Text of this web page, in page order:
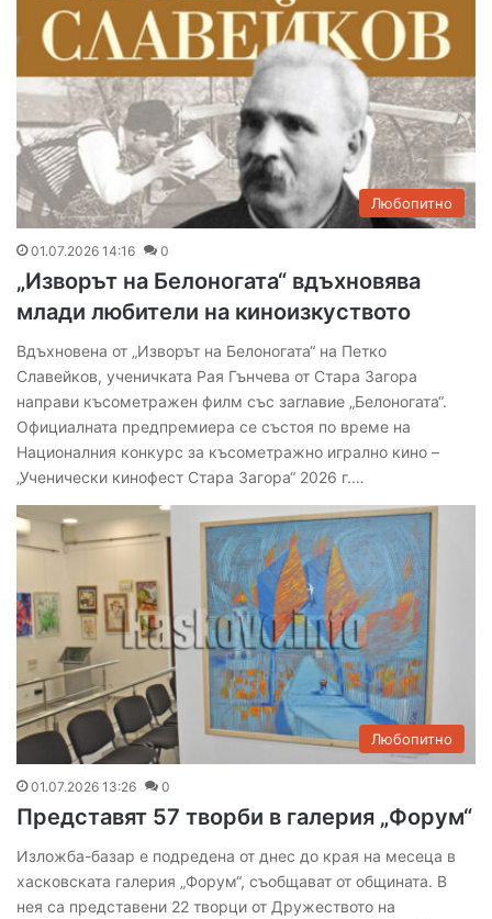
Любопитно
01.07.2026 14:16 0
„Изворът на Белоногата“ вдъхновява
млади любители на киноизкуството
Вдъхновена от „Изворът на Белоногата“ на Петко
Славейков, ученичката Рая Гънчева от Стара Загора
направи късометражен филм със заглавие „Белоногата“.
Официалната предпремиера се състоя по време на
Националния конкурс за късометражно игрално кино –
„Ученически кинофест Стара Загора“ 2026 г.…
Любопитно
01.07.2026 13:26 0
Представят 57 творби в галерия „Форум“
Изложба-базар е подредена от днес до края на месеца в
хасковската галерия „Форум“, съобщават от общината. В
нея са представени 22 творци от Дружеството на